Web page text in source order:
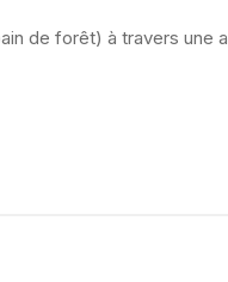
de forêt) à travers une